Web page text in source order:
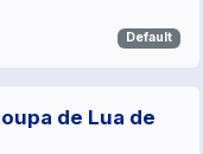
Default
de Lua de